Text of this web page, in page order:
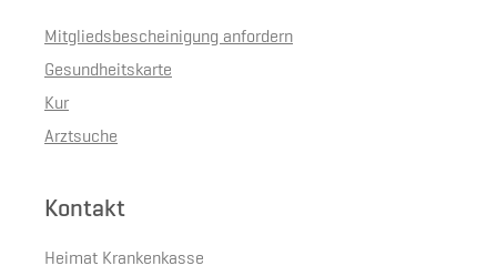
Mitgliedsbescheinigung anfordern
Gesundheitskarte
Kur
Arztsuche
Kontakt
Heimat Krankenkasse